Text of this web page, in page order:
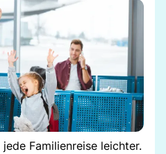
Familienreise leichter.